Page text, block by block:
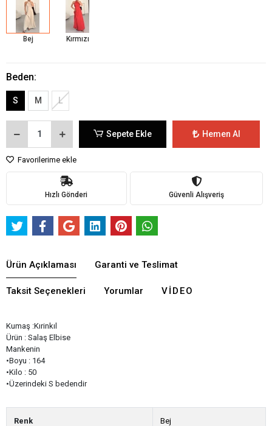
Bej Kırmızı
Beden:
S M L
Sepete Ekle Hemen Al
Favorilerime ekle
Hızlı Gönderi Güvenli Alışveriş
Ürün Açıklaması Garanti ve Teslimat
Taksit Seçenekleri Yorumlar VIDEO
Kumaş :Kırinkıl
Ürün : Salaş Elbise
Mankenin
•Boyu : 164
•Kilo : 50
•Üzerindeki S bedendir
Renk Bej